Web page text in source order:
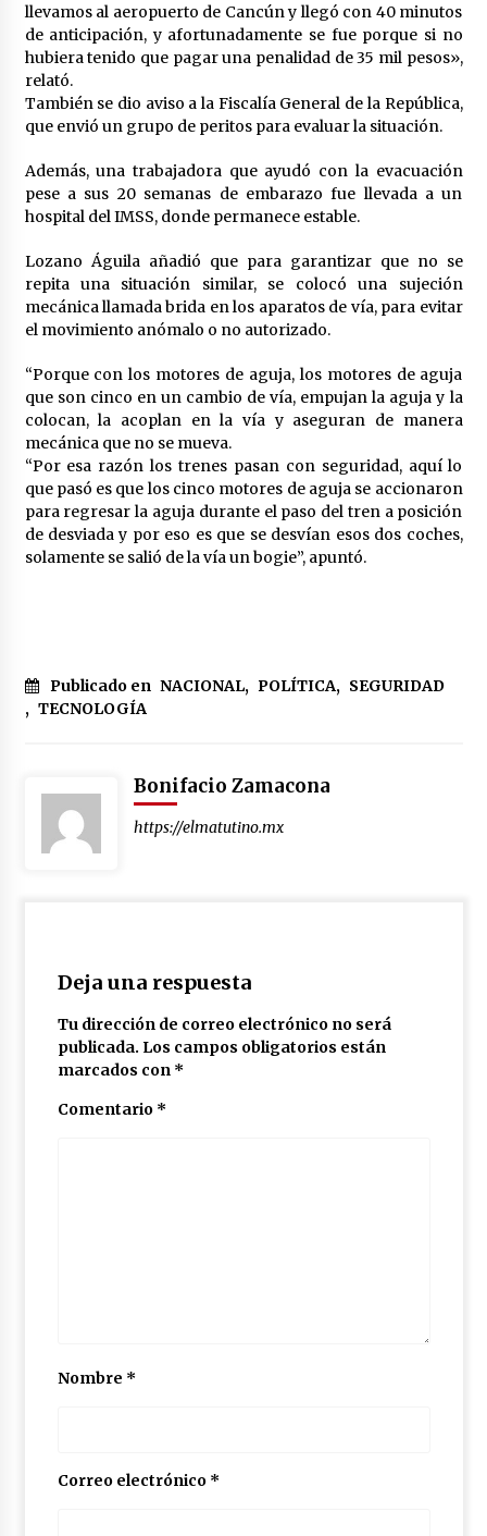
llevamos al aeropuerto de Cancún y llegó con 40 minutos
de anticipación, y afortunadamente se fue porque si no
hubiera tenido que pagar una penalidad de 35 mil pesos»,
relató.
También se dio aviso a la Fiscalía General de la República,
que envió un grupo de peritos para evaluar la situación.
Además, una trabajadora que ayudó con la evacuación
pese a sus 20 semanas de embarazo fue llevada a un
hospital del IMSS, donde permanece estable.
Lozano Águila añadió que para garantizar que no se
repita una situación similar, se colocó una sujeción
mecánica llamada brida en los aparatos de vía, para evitar
el movimiento anómalo o no autorizado.
“Porque con los motores de aguja, los motores de aguja
que son cinco en un cambio de vía, empujan la aguja y la
colocan, la acoplan en la vía y aseguran de manera
mecánica que no se mueva.
“Por esa razón los trenes pasan con seguridad, aquí lo
que pasó es que los cinco motores de aguja se accionaron
para regresar la aguja durante el paso del tren a posición
de desviada y por eso es que se desvían esos dos coches,
solamente se salió de la vía un bogie”, apuntó.
Publicado en NACIONAL, POLÍTICA, SEGURIDAD
, TECNOLOGÍA
Bonifacio Zamacona
https://elmatutino.mx
Deja una respuesta
Tu dirección de correo electrónico no será
publicada. Los campos obligatorios están
marcados con *
Comentario *
Nombre *
Correo electrónico *